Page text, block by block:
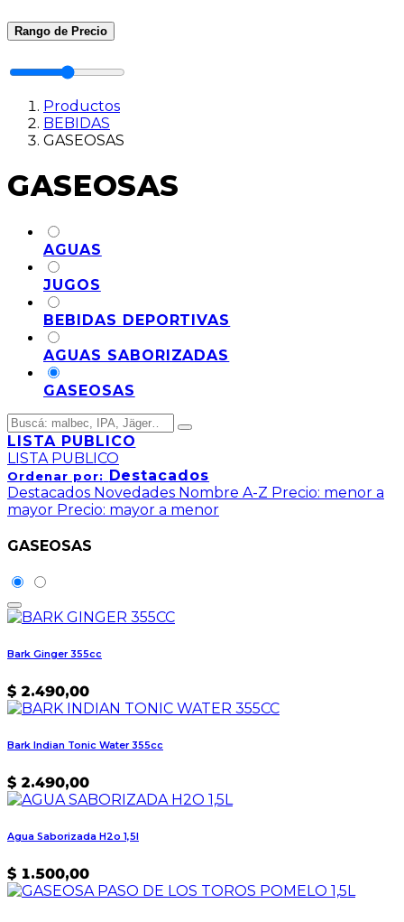
Rango de Precio
Productos
BEBIDAS
GASEOSAS
GASEOSAS
AGUAS
JUGOS
BEBIDAS DEPORTIVAS
AGUAS SABORIZADAS
GASEOSAS
LISTA PUBLICO
LISTA PUBLICO
Ordenar por: Destacados
Destacados Novedades Nombre A-Z Precio: menor a
mayor Precio: mayor a menor
GASEOSAS
Bark Ginger 355cc
$ 2.490,00
Bark Indian Tonic Water 355cc
$ 2.490,00
Agua Saborizada H2o 1,5l
$ 1.500,00